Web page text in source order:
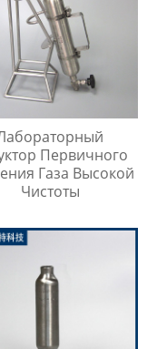
Первичного
Газа Высокой
Чистоты